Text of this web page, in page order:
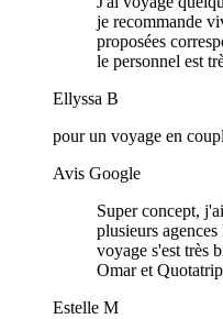
je recommande
proposées
le personnel est
Ellyssa B
pour un voyage en
Avis Google
Super concept,
plusieurs
voyage s'est très
Omar et
Estelle M